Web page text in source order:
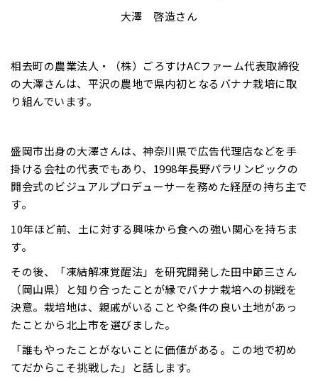
大澤 啓造さん
相去町の農業法人・（株）ごろすけACファーム代表取締役
の大澤さんは、平沢の農地で県内初となるバナナ栽培に取
り組んでいます。
盛岡市出身の大澤さんは、神奈川県で広告代理店などを手
掛ける会社の代表でもあり、1998年長野パラリンピックの
開会式のビジュアルプロデューサーを務めた経歴の持ち主で
す。
10年ほど前、土に対する興味から食への強い関心を持ちま
す。
その後、「凍結解凍覚醒法」を研究開発した田中節三さん
（岡山県）と知り合ったことが縁でバナナ栽培への挑戦を
決意。栽培地は、親戚がいることや条件の良い土地があっ
たことから北上市を選びました。
「誰もやったことがないことに価値がある。この地で初め
てだからこそ挑戦した」と話します。